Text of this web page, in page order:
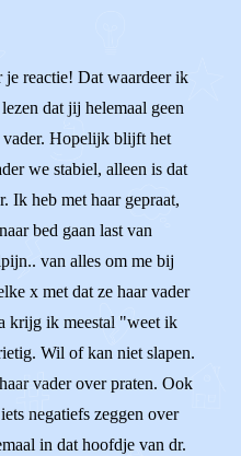
reactie! Dat waardeer ik
dat jij helemaal geen
vader. Hopelijk blijft het
we stabiel, alleen is dat
Ik heb met haar gepraat,
bed gaan last van
van alles om me bij
x met dat ze haar vader
krijg ik meestal "weet ik
Wil of kan niet slapen.
vader over praten. Ook
negatiefs zeggen over
in dat hoofdje van dr.